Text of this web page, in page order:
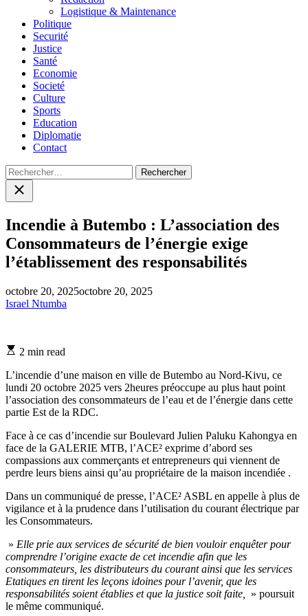
Logistique & Maintenance
Politique
Securité
Justice
Santé
Economie
Societé
Culture
Sports
Education
Diplomatie
Contact
Rechercher :
Close
search
Incendie à Butembo : L’association des
Consommateurs de l’énergie exige
l’établissement des responsabilités
octobre 20, 2025octobre 20, 2025
Israel Ntumba
Estimated
time
2 min read
L’incendie d’une maison en ville de Butembo au Nord-Kivu, ce
lundi 20 octobre 2025 vers 2heures préoccupe au plus haut point
l’association des consommateurs de l’eau et de l’énergie dans cette
partie Est de la RDC.
Face à ce cas d’incendie sur Boulevard Julien Paluku Kahongya en
face de la GALERIE MTB, l’ACE² exprime d’abord ses
compassions aux commerçants et entrepreneurs qui viennent de
perdre leurs biens ainsi qu’au propriétaire de la maison incendiée .
Dans un communiqué de presse, l’ACE² ASBL en appelle à plus de
vigilance et à la prudence dans l’utilisation du courant électrique par
les Consommateurs.
» Elle prie aux services de sécurité de bien vouloir enquêter pour
comprendre l’origine exacte de cet incendie afin que les
consommateurs, les distributeurs du courant ainsi que les services
Etatiques en tirent les leçons idoines pour l’avenir, que les
responsabilités soient établies et que la justice soit faite,
» poursuit
le même communiqué.